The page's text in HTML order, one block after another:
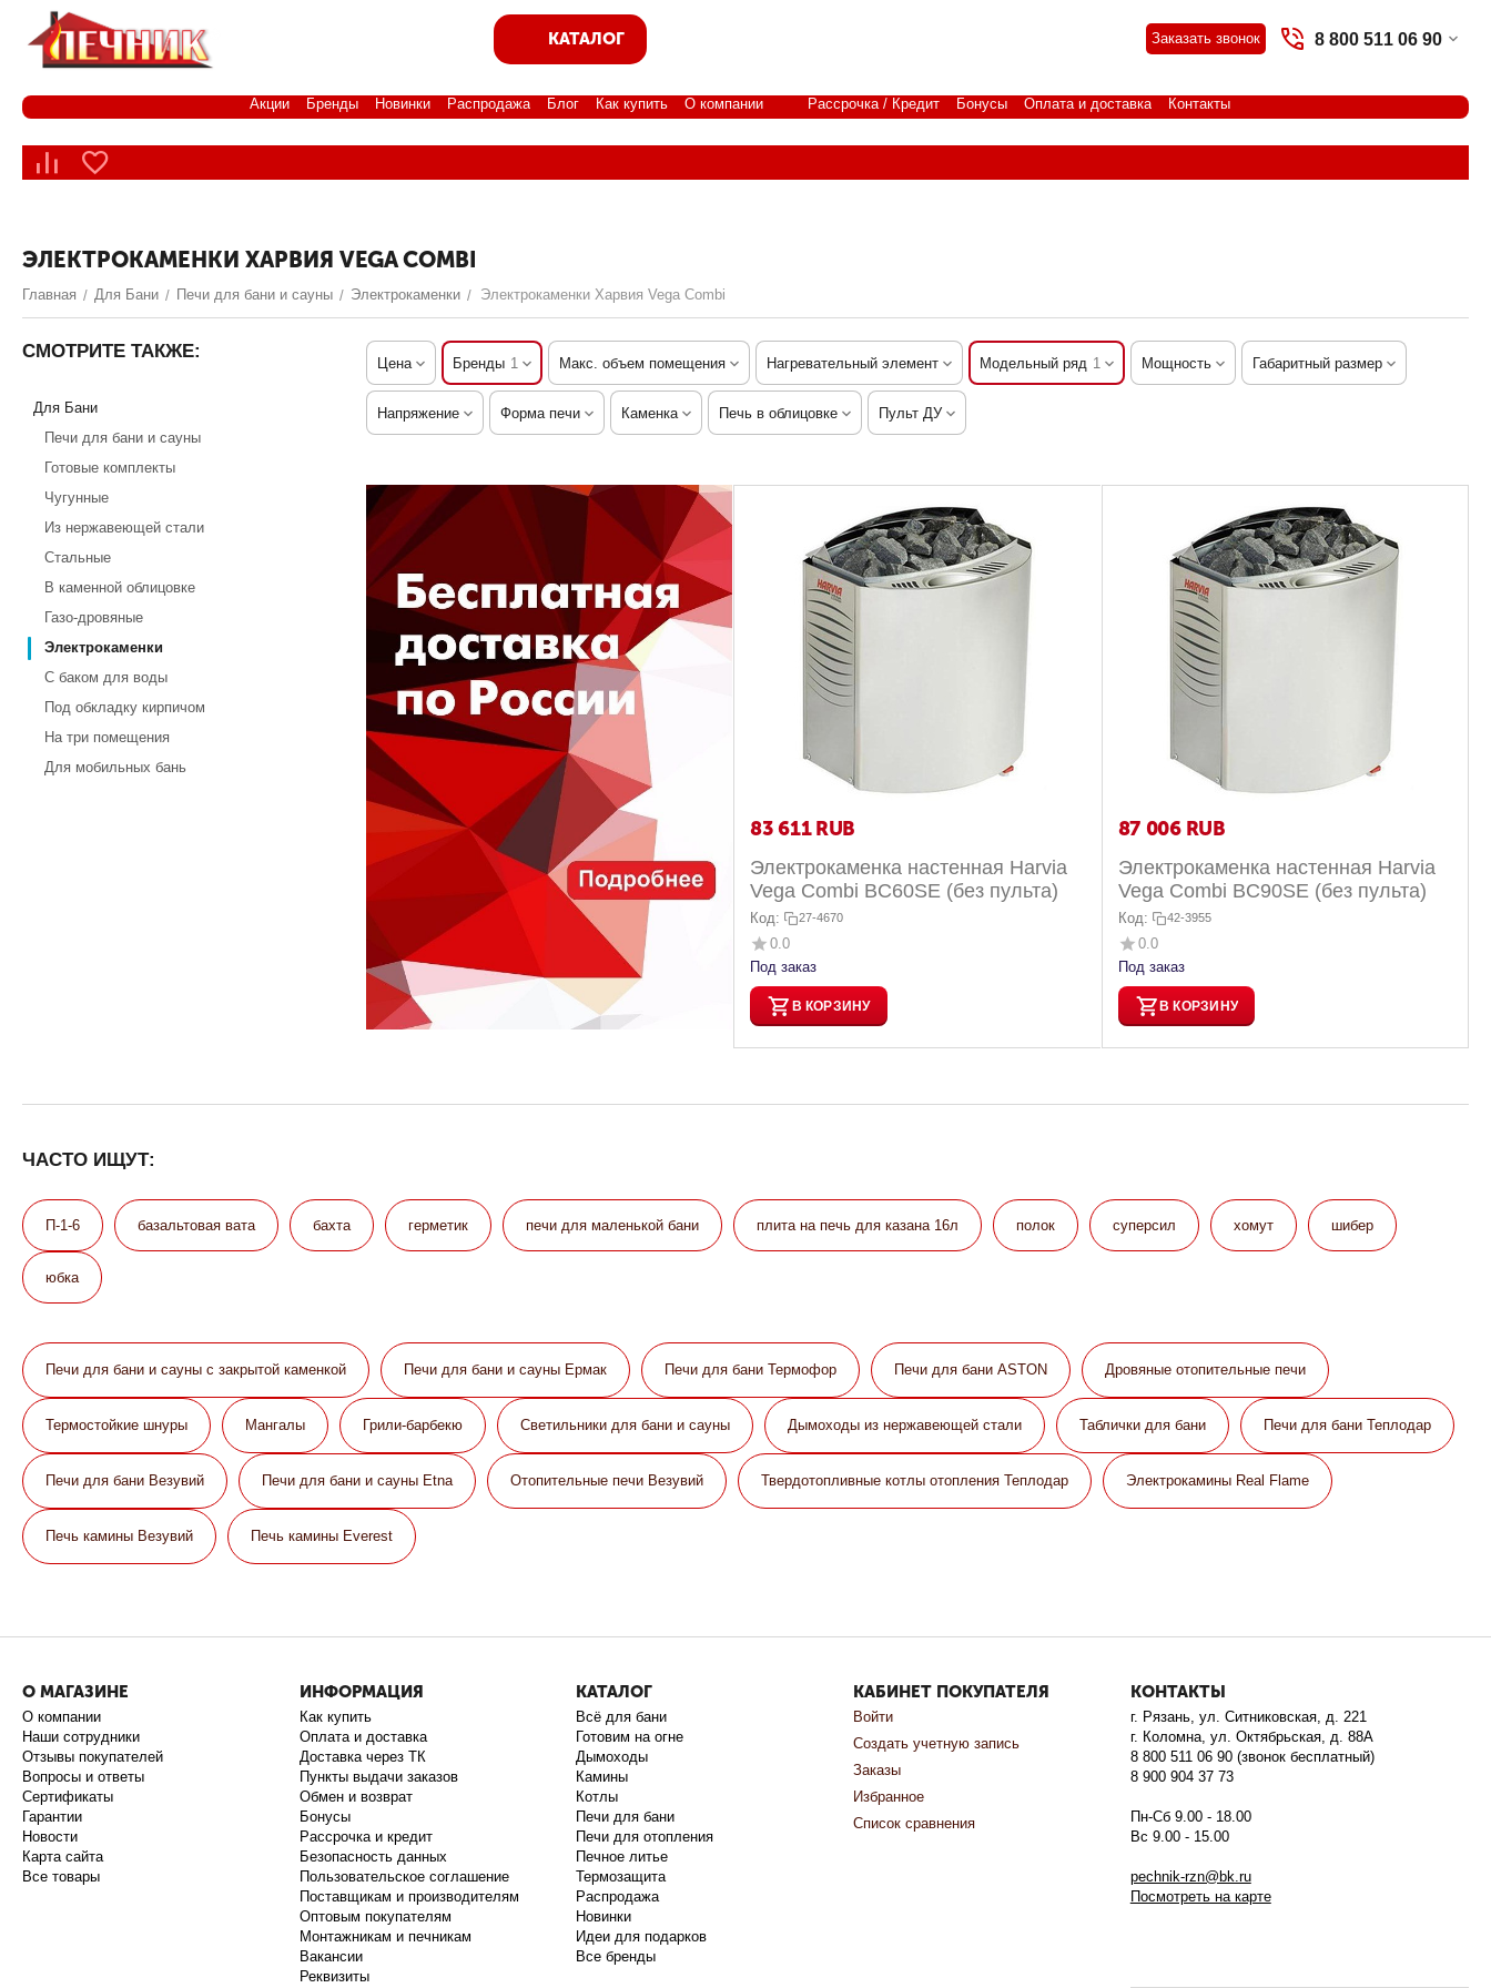
КАТАЛОГ Заказать звонок 8 800 511 06 90
Акции Бренды Новинки Распродажа Блог Как купить О компании Рассрочка / Кредит Бонусы Оплата и доставка Контакты
ЭЛЕКТРОКАМЕНКИ ХАРВИЯ VEGA COMBI
Главная / Для Бани / Печи для бани и сауны / Электрокаменки / Электрокаменки Харвия Vega Combi
Цена Бренды 1 Макс. объем помещения Нагревательный элемент Модельный ряд 1 Мощность Габаритный размер
Напряжение Форма печи Каменка Печь в облицовке Пульт ДУ
83 611 RUB
Электрокаменка настенная Harvia
Vega Combi BC60SE (без пульта)
Код: 27-4670
0.0
Под заказ
В КОРЗИНУ
87 006 RUB
Электрокаменка настенная Harvia
Vega Combi BC90SE (без пульта)
Код: 42-3955
0.0
Под заказ
В КОРЗИНУ
СМОТРИТЕ ТАКЖЕ:
Для Бани
Печи для бани и сауны
Готовые комплекты
Чугунные
Из нержавеющей стали
Стальные
В каменной облицовке
Газо-дровяные
Электрокаменки
С баком для воды
Под обкладку кирпичом
На три помещения
Для мобильных бань
ЧАСТО ИЩУТ:
П-1-6 базальтовая вата бахта герметик печи для маленькой бани плита на печь для казана 16л полок суперсил хомут шибер
юбка
Печи для бани и сауны с закрытой каменкой Печи для бани и сауны Eрмак Печи для бани Термофор Печи для бани ASTON Дровяные отопительные печи
Термостойкие шнуры Мангалы Грили-барбекю Светильники для бани и сауны Дымоходы из нержавеющей стали Таблички для бани Печи для бани Теплодар
Печи для бани Везувий Печи для бани и сауны Etna Отопительные печи Везувий Твердотопливные котлы отопления Теплодар Электрокамины Real Flame
Печь камины Везувий Печь камины Everest
О МАГАЗИНЕ
О компании
Наши сотрудники
Отзывы покупателей
Вопросы и ответы
Сертификаты
Гарантии
Новости
Карта сайта
Все товары
ИНФОРМАЦИЯ
Как купить
Оплата и доставка
Доставка через ТК
Пункты выдачи заказов
Обмен и возврат
Бонусы
Рассрочка и кредит
Безопасность данных
Пользовательское соглашение
Поставщикам и производителям
Оптовым покупателям
Монтажникам и печникам
Вакансии
Реквизиты
КАТАЛОГ
Всё для бани
Готовим на огне
Дымоходы
Камины
Котлы
Печи для бани
Печи для отопления
Печное литье
Термозащита
Распродажа
Новинки
Идеи для подарков
Все бренды
КАБИНЕТ ПОКУПАТЕЛЯ
Войти
Создать учетную запись
Заказы
Избранное
Список сравнения
КОНТАКТЫ
г. Рязань, ул. Ситниковская, д. 221
г. Коломна, ул. Октябрьская, д. 88А
8 800 511 06 90 (звонок бесплатный)
8 900 904 37 73
Пн-Сб 9.00 - 18.00
Вс 9.00 - 15.00
pechnik-rzn@bk.ru
Посмотреть на карте